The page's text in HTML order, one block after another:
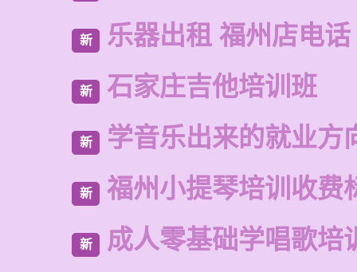
新 乐器出租 福州店电话
新 石家庄吉他培训班
新 学音乐出来的就业方
新 福州小提琴培训收费
新 成人零基础学唱歌培